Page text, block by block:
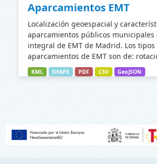
Aparcamientos EMT
Localización geoespacial y
aparcamientos públicos municipales
integral de EMT de Madrid. Los tipos
aparcamientos de EMT son de:
KML SHAPE PDF CSV GeoJSON